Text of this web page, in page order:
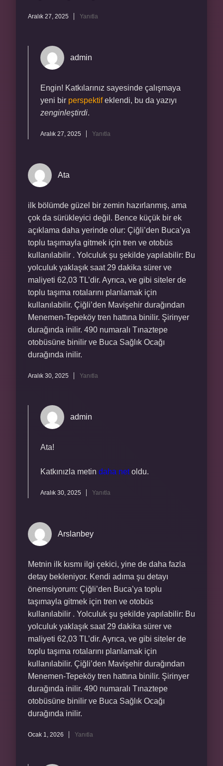
Aralık 27, 2025 Yanıtla
admin
Engin! Katkılarınız sayesinde çalışmaya
yeni bir perspektifeklendi, bu da yazıyı
zenginleştirdi.
Aralık 27, 2025 Yanıtla
Ata
ilk bölümde güzel bir zemin hazırlanmış, ama
çok da sürükleyici değil. Bence küçük bir ek
açıklama daha yerinde olur: Çiğli’den Buca’ya
toplu taşımayla gitmek için tren ve otobüs
kullanılabilir . Yolculuk şu şekilde yapılabilir: Bu
yolculuk yaklaşık saat 29 dakika sürer ve
maliyeti 62,03 TL’dir. Ayrıca, ve gibi siteler de
toplu taşıma rotalarını planlamak için
kullanılabilir. Çiğli’den Mavişehir durağından
Menemen-Tepeköy tren hattına binilir. Şirinyer
durağında inilir. 490 numaralı Tınaztepe
otobüsüne binilir ve Buca Sağlık Ocağı
durağında inilir.
Aralık 30, 2025 Yanıtla
admin
Ata!
Katkınızla metin daha netoldu.
Aralık 30, 2025 Yanıtla
Arslanbey
Metnin ilk kısmı ilgi çekici, yine de daha fazla
detay bekleniyor. Kendi adıma şu detayı
önemsiyorum: Çiğli’den Buca’ya toplu
taşımayla gitmek için tren ve otobüs
kullanılabilir . Yolculuk şu şekilde yapılabilir: Bu
yolculuk yaklaşık saat 29 dakika sürer ve
maliyeti 62,03 TL’dir. Ayrıca, ve gibi siteler de
toplu taşıma rotalarını planlamak için
kullanılabilir. Çiğli’den Mavişehir durağından
Menemen-Tepeköy tren hattına binilir. Şirinyer
durağında inilir. 490 numaralı Tınaztepe
otobüsüne binilir ve Buca Sağlık Ocağı
durağında inilir.
Ocak 1, 2026 Yanıtla